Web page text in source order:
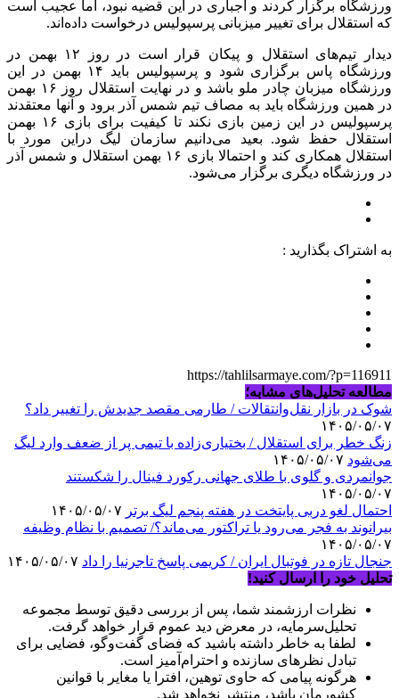
ورزشگاه برگزار کردند و اجباری در این قضیه نبود، اما عجیب است
که استقلال برای تغییر میزبانی پرسپولیس درخواست داده‌اند.
دیدار تیم‌های استقلال و پیکان قرار است در روز ۱۲ بهمن در
ورزشگاه پاس برگزاری شود و پرسپولیس باید ۱۴ بهمن در این
ورزشگاه میزبان چادر ملو باشد و در نهایت استقلال روز ۱۶ بهمن
در همین ورزشگاه باید به مصاف تیم شمس آذر برود و آنها معتقدند
پرسپولیس در این زمین بازی نکند تا کیفیت برای بازی ۱۶ بهمن
استقلال حفظ شود. بعید می‌دانیم سازمان لیگ دراین مورد با
استقلال همکاری کند و احتمالا بازی ۱۶ بهمن استقلال و شمس آذر
در ورزشگاه دیگری برگزار می‌شود.
به اشتراک بگذارید :
https://tahlilsarmaye.com/?p=116911
مطالعه تحلیل‌های مشابه؛
شوک در بازار نقل‌وانتقالات / طارمی مقصد جدیدش را تغییر داد؟
۱۴۰۵/۰۵/۰۷
زنگ خطر برای استقلال / بختیاری‌زاده با تیمی پر از ضعف وارد لیگ
می‌شود
جوانمردی و گلوی با طلای جهانی رکورد فینال را شکستند
۱۴۰۵/۰۵/۰۷
احتمال لغو دربی پایتخت در هفته پنجم لیگ برتر
بیرانوند به فجر می‌رود یا تراکتور می‌ماند؟/ تصمیم با نظام وظیفه
۱۴۰۵/۰۵/۰۷
جنجال تازه در فوتبال ایران / کریمی پاسخ تاجرنیا را داد
تحلیل خود را ارسال کنید!
نظرات ارزشمند شما، پس از بررسی دقیق توسط مجموعه
تحلیل‌سرمایه، در معرض دید عموم قرار خواهد گرفت.
لطفا به خاطر داشته باشید که فضای گفت‌وگو، فضایی برای
تبادل نظرهای سازنده و احترام‌آمیز است.
هرگونه پیامی که حاوی توهین، افترا یا مغایر با قوانین
کشورمان باشد، منتشر نخواهد شد.